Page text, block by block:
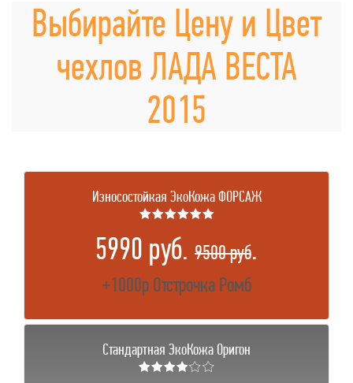
Выбирайте Цену и Цвет
чехлов ЛАДА ВЕСТА
2015
Износостойкая ЭкоКожа ФОРСАЖ
★★★★★★
5990 руб. 9500 руб.
+1000р Отстрочка Ромб
Стандартная ЭкоКожа Оригон
★★★★☆☆